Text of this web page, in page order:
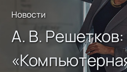
Новости
А. В. Решетков: